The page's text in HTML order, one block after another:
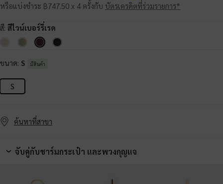
หรือแบ่งชำระ ฿747.50 x 4 ครั้งกับ บัตรเครดิตที่ร่วมรายการ*
สี: สีไวน์เบอร์รี่เรด
ขนาด: S มีสินค้า
S
ค้นหาที่สาขา
จับคู่กับชาร์มกระเป๋า และพวงกุญแจ